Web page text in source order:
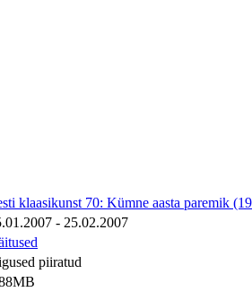
klaasikunst 70: Kümne aasta paremik
- 25.02.2007
piiratud